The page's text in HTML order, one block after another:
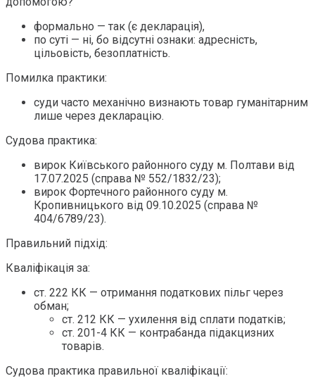
формально — так (є декларація),
по суті — ні, бо відсутні ознаки: адресність,
цільовість, безоплатність.
Помилка практики:
суди часто механічно визнають товар гуманітарним
лише через декларацію.
Судова практика:
вирок Київського районного суду м. Полтави від
17.07.2025 (справа № 552/1832/23);
вирок Фортечного районного суду м.
Кропивницького від 09.10.2025 (справа №
404/6789/23).
Правильний підхід:
Кваліфікація за:
ст. 222 КК — отримання податкових пільг через
обман;
ст. 212 КК — ухилення від сплати податків;
ст. 201-4 КК — контрабанда підакцизних
товарів.
Судова практика правильної кваліфікації: